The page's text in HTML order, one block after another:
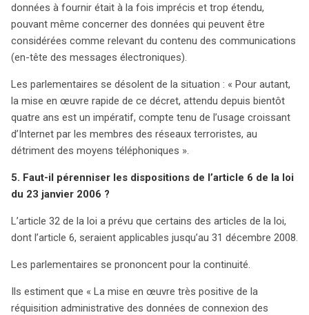
données à fournir était à la fois imprécis et trop étendu,
pouvant même concerner des données qui peuvent être
considérées comme relevant du contenu des communications
(en-tête des messages électroniques).
Les parlementaires se désolent de la situation : « Pour autant,
la mise en œuvre rapide de ce décret, attendu depuis bientôt
quatre ans est un impératif, compte tenu de l’usage croissant
d’Internet par les membres des réseaux terroristes, au
détriment des moyens téléphoniques ».
5. Faut-il pérenniser les dispositions de l’article 6 de la loi
du 23 janvier 2006 ?
L’article 32 de la loi a prévu que certains des articles de la loi,
dont l’article 6, seraient applicables jusqu’au 31 décembre 2008.
Les parlementaires se prononcent pour la continuité.
Ils estiment que « La mise en œuvre très positive de la
réquisition administrative des données de connexion des